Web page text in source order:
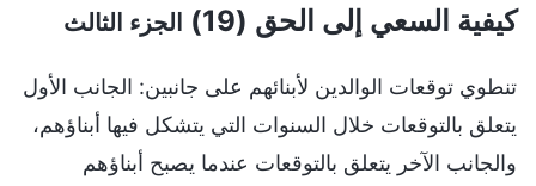
كيفية السعي إلى الحق (19) الجزء الثالث
تنطوي توقعات الوالدين لأبنائهم على جانبين: الجانب الأول
يتعلق بالتوقعات خلال السنوات التي يتشكل فيها أبناؤهم،
والجانب الآخر يتعلق بالتوقعات عندما يصبح أبناؤهم